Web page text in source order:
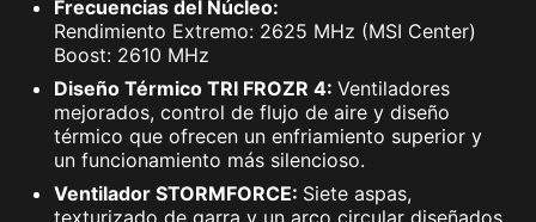
Frecuencias del Núcleo:
Rendimiento Extremo: 2625 MHz (MSI Center)
Boost: 2610 MHz
Diseño Térmico TRI FROZR 4: Ventiladores
mejorados, control de flujo de aire y diseño
térmico que ofrecen un enfriamiento superior y
un funcionamiento más silencioso.
Ventilador STORMFORCE: Siete aspas,
texturizado de garra y un arco circular diseñados